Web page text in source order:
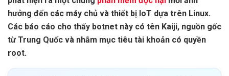
hưởng đến các máy chủ và thiết bị IoT dựa trên Linux.
Các báo cáo cho thấy botnet này có tên Kaiji, nguồn gốc
từ Trung Quốc và nhắm mục tiêu tài khoản có quyền
root.